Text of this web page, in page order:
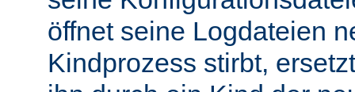
öffnet seine Logdateien
Kindprozess stirbt,